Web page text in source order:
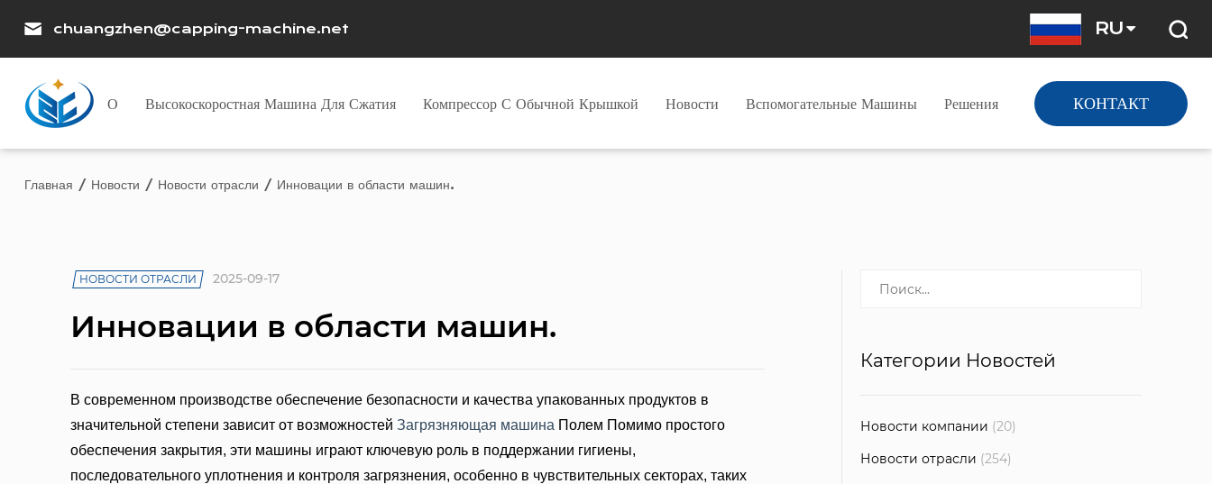
chuangzhen@capping-machine.net RU
О Высокоскоростная Машина Для Сжатия Компрессор С Обычной Крышкой Новости Вспомогательные Машины Решения КОНТАКТ
Главная / Новости / Новости отрасли / Инновации в области машин.
Категории Новостей
Новости компании (20)
Новости отрасли (254)
НОВОСТИ ОТРАСЛИ 2025-09-17
Инновации в области машин.
В современном производстве обеспечение безопасности и качества упакованных продуктов в
значительной степени зависит от возможностейЗагрязняющая машина Полем Помимо простого
обеспечения закрытия, эти машины играют ключевую роль в поддержании гигиены,
последовательного уплотнения и контроля загрязнения, особенно в чувствительных секторах, таких